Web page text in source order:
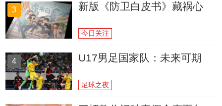
3 新版《防卫白皮书》藏祸心
今日关注
4 U17男足国家队：未来可期
足球之夜